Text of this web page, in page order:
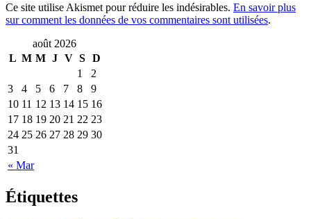
Ce site utilise Akismet pour réduire les indésirables. En savoir plus
sur comment les données de vos commentaires sont utilisées.
août 2026
L M M J V S D
« Mar
1
2
3
4 5 6 7 8
9
10 11 12 13 14 15 16
17 18 19 20 21 22 23
24 25 26 27 28 29 30
31
Étiquettes